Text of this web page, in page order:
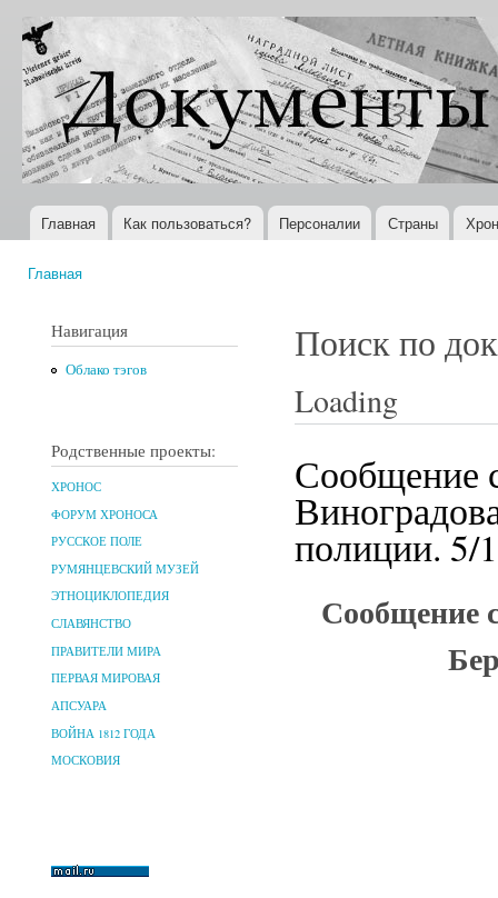
Документы
XX века
Всемирная
история в
Интернете
Главное меню
Главная Как пользоваться? Персоналии Страны
Главная
Навигация
Облако тэгов
Родственные проекты:
ХРОНОС
ФОРУМ ХРОНОСА
РУССКОЕ ПОЛЕ
РУМЯНЦЕВСКИЙ МУЗЕЙ
ЭТНОЦИКЛОПЕДИЯ
СЛАВЯНСТВО
ПРАВИТЕЛИ МИРА
ПЕРВАЯ МИРОВАЯ
АПСУАРА
ВОЙНА 1812 ГОДА
МОСКОВИЯ
Поиск по
Loading
Сообщение
полиции. 5/
Сообщение